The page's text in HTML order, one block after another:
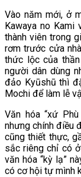
Vào năm mới, ở
Kawaya no Kami
thành viên trong
rơm trước cửa
thức lộc của
người dân dùng
đảo Kyūshū thì
Mochi để làm lễ
Văn hóa “xứ
nhưng chính điều
cũng thiết thực,
sắc riêng chỉ có
văn hóa “kỳ lạ”
có cơ hội tự mình